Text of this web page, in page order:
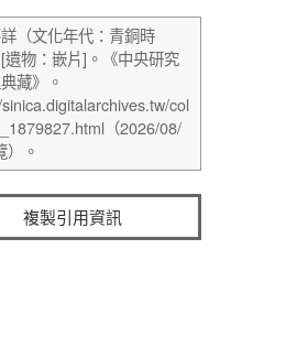
複製引用資訊